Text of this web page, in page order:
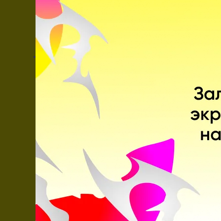
Emil Bekirov
11 декабря 2017, 08:01
Скрин иди уже в пабг или просто иди)
ОТВЕТИТЬ
Артём Ларсон
11 декабря 2017, 12:13
Скрин иди уже в пабг или просто иди)
Чем-то мешает?
ОТВЕТИТЬ
Ильнар Набиев